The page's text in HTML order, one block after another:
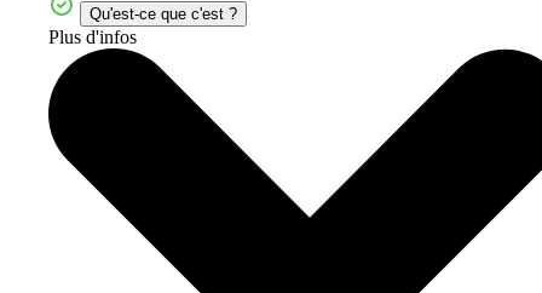
Qu'est-ce que c'est ?
Plus d'infos